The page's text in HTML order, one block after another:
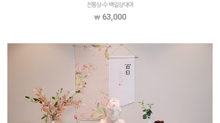
전통상-수 백일상대여
63,000